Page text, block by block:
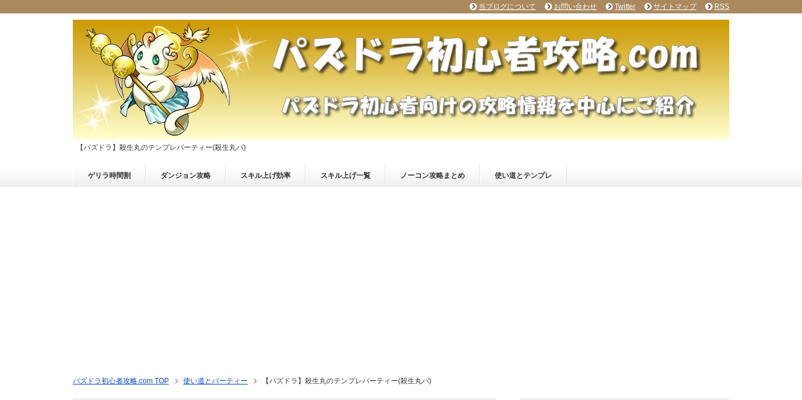
【パズドラ】殺生丸のテンプレパーティー(殺生丸パ)
ゲリラ時間割 ダンジョン攻略 スキル上げ効率 スキル上げ一覧 ノーコン攻略まとめ 使い道とテンプレ
パズドラ初心者攻略.com TOP 使い道とパーティー 【パズドラ】殺生丸のテンプレパーティー(殺生丸パ)
当ブログについて お問い合わせ Twitter サイトマップ RSS